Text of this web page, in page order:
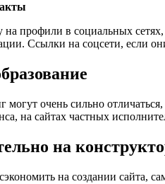
на профили в социальных
Ссылки на соцсети, если
могут очень сильно
на сайтах частных
на
на создании сайта,